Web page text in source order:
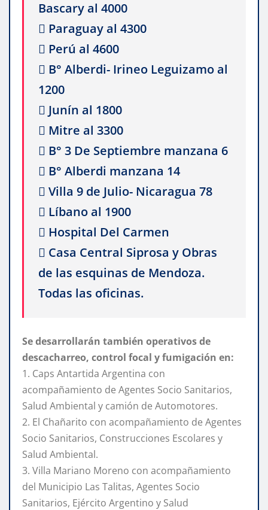
Bascary al 4000
 Paraguay al 4300
 Perú al 4600
 B° Alberdi- Irineo Leguizamo al
1200
 Junín al 1800
 Mitre al 3300
 B° 3 De Septiembre manzana 6
 B° Alberdi manzana 14
 Villa 9 de Julio- Nicaragua 78
 Líbano al 1900
 Hospital Del Carmen
 Casa Central Siprosa y Obras
de las esquinas de Mendoza.
Todas las oficinas.
Se desarrollarán también operativos de
descacharreo, control focal y fumigación en:
1. Caps Antartida Argentina con
acompañamiento de Agentes Socio Sanitarios,
Salud Ambiental y camión de Automotores.
2. El Chañarito con acompañamiento de Agentes
Socio Sanitarios, Construcciones Escolares y
Salud Ambiental.
3. Villa Mariano Moreno con acompañamiento
del Municipio Las Talitas, Agentes Socio
Sanitarios, Ejército Argentino y Salud